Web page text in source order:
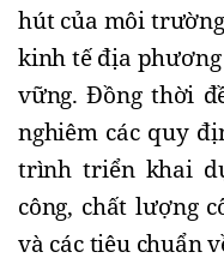
hút của môi
kinh tế địa
vững. Đồng thời
nghiêm các quy
trình triển khai
công, chất lượng
và các tiêu chuẩn